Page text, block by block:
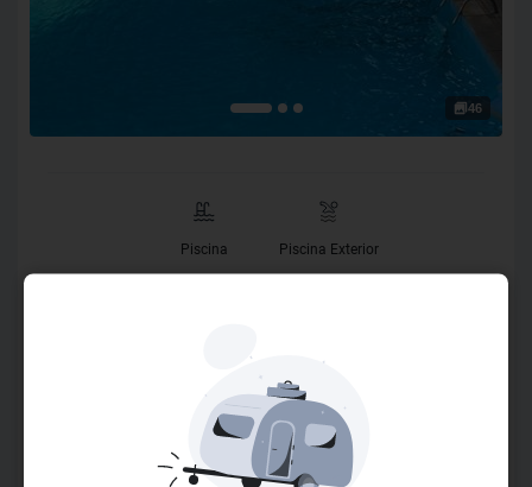
46
Piscina Piscina Exterior
O Hotel Recanto do Sol, localizado à rua Marechal Deodoro
da Fonseca 82, centro – Porto Seguro – Bahia, uma área
tombada pelo Patrimônio Histórico, Corredor Cultural de
Porto Seguro, uma das ruas mais charmosas da nossa